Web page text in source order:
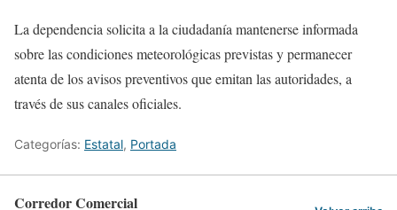
La dependencia solicita a la ciudadanía mantenerse informada
sobre las condiciones meteorológicas previstas y permanecer
atenta de los avisos preventivos que emitan las autoridades, a
través de sus canales oficiales.
Categorías: Estatal, Portada
Corredor Comercial